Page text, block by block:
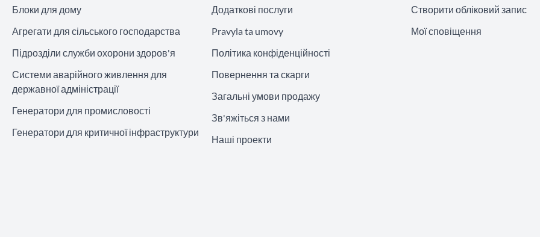
Блоки для дому
Агрегати для сільського господарства
Підрозділи служби охорони здоров'я
Системи аварійного живлення для
державної адміністрації
Генератори для промисловості
Генератори для критичної інфраструктури
Додаткові послуги
Pravyla ta umovy
Політика конфіденційності
Повернення та скарги
Загальні умови продажу
Зв'яжіться з нами
Наші проекти
Створити обліковий запис
Мої сповіщення